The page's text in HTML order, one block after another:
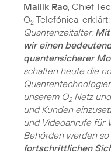
Mallik Rao, Chief
O2 Telefónica, erklärt:
Quantenzeitalter: Mit
wir einen
quantensicherer
schaffen heute die
unserem O2Netz
und Kunden
und Videoanrufe für
Behörden werden
fortschrittlichen